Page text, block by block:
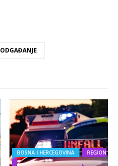
ODGAĐANJE
BOSNA I HERCEGOVINA REGION